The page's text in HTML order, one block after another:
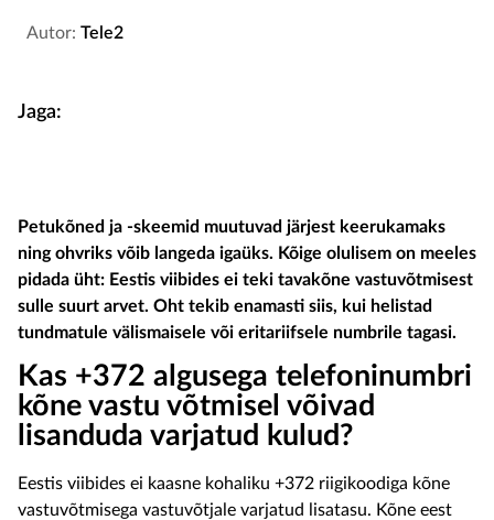
Autor: Tele2
Jaga:
Petukõned ja -skeemid muutuvad järjest keerukamaks
ning ohvriks võib langeda igaüks. Kõige olulisem on meeles
pidada üht: Eestis viibides ei teki tavakõne vastuvõtmisest
sulle suurt arvet. Oht tekib enamasti siis, kui helistad
tundmatule välismaisele või eritariifsele numbrile tagasi.
Kas +372 algusega telefoninumbri
kõne vastu võtmisel võivad
lisanduda varjatud kulud?
Eestis viibides ei kaasne kohaliku +372 riigikoodiga kõne
vastuvõtmisega vastuvõtjale varjatud lisatasu. Kõne eest